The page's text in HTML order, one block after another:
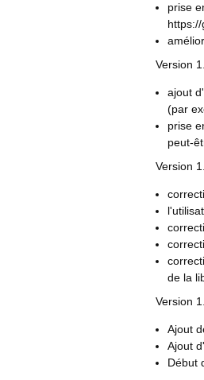
prise
Version
ajout
(par
prise
peut-
Version
de la
Version
Ajout
Ajout
Début